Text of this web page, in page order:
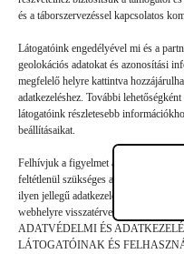
és a táborszervezéssel kapcsolatos
Látogatóink engedélyével mi és a
geolokációs adatokat és azonosítási
megfelelő helyre kattintva
adatkezeléshez. További
látogatóink részletesebb
beállításaikat.
Felhívjuk a figyelmet arra, hogy a
feltétlenül szükséges az érintett
ilyen jellegű adatkezelés ellen. A
webhelyre visszatérve vagy az
ADATVÉDELMI ÉS
LÁTOGATÓINAK ÉS
Színház- és Filmművészeti
beszélgettünk az egyetemi
…
©
legjobbtaborok.hu